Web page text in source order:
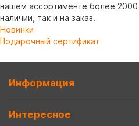
нашем ассортименте более 2000
наличии, так и на заказ.
Новинки
Подарочный сертификат
Информация
Интересное